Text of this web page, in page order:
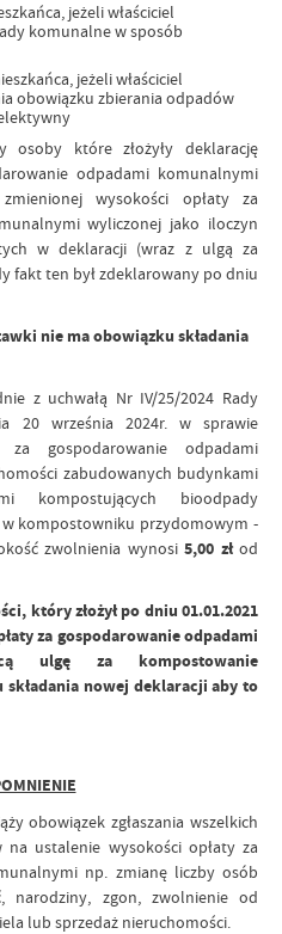
jeżeli właściciel
komunalne w sposób
jeżeli właściciel
obowiązku zbierania odpadów
które złożyły deklarację
odpadami komunalnymi
wysokości opłaty za
wyliczonej jako iloczyn
w deklaracji (wraz z ulgą za
fakt ten był zdeklarowany po dniu
nie ma obowiązku składania
z uchwałą Nr IV/25/2024 Rady
20 września 2024r. w sprawie
gospodarowanie odpadami
zabudowanych budynkami
kompostujących bioodpady
kompostowniku przydomowym -
zwolnienia wynosi 5,00 złod
który złożył po dniu 01.01.2021
za gospodarowanie odpadami
ulgę za kompostowanie
nowej deklaracji aby to
obowiązek zgłaszania wszelkich
na ustalenie wysokości opłaty za
np. zmianę liczby osób
narodziny, zgon, zwolnienie od
lub sprzedaż nieruchomości.